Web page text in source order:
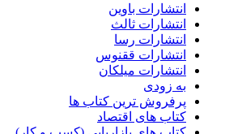
انتشارات باوین
انتشارات ثالث
انتشارات رسا
انتشارات ققنوس
انتشارات میلکان
به زودی
پرفروش ترین کتاب ها
کتاب های اقتصاد